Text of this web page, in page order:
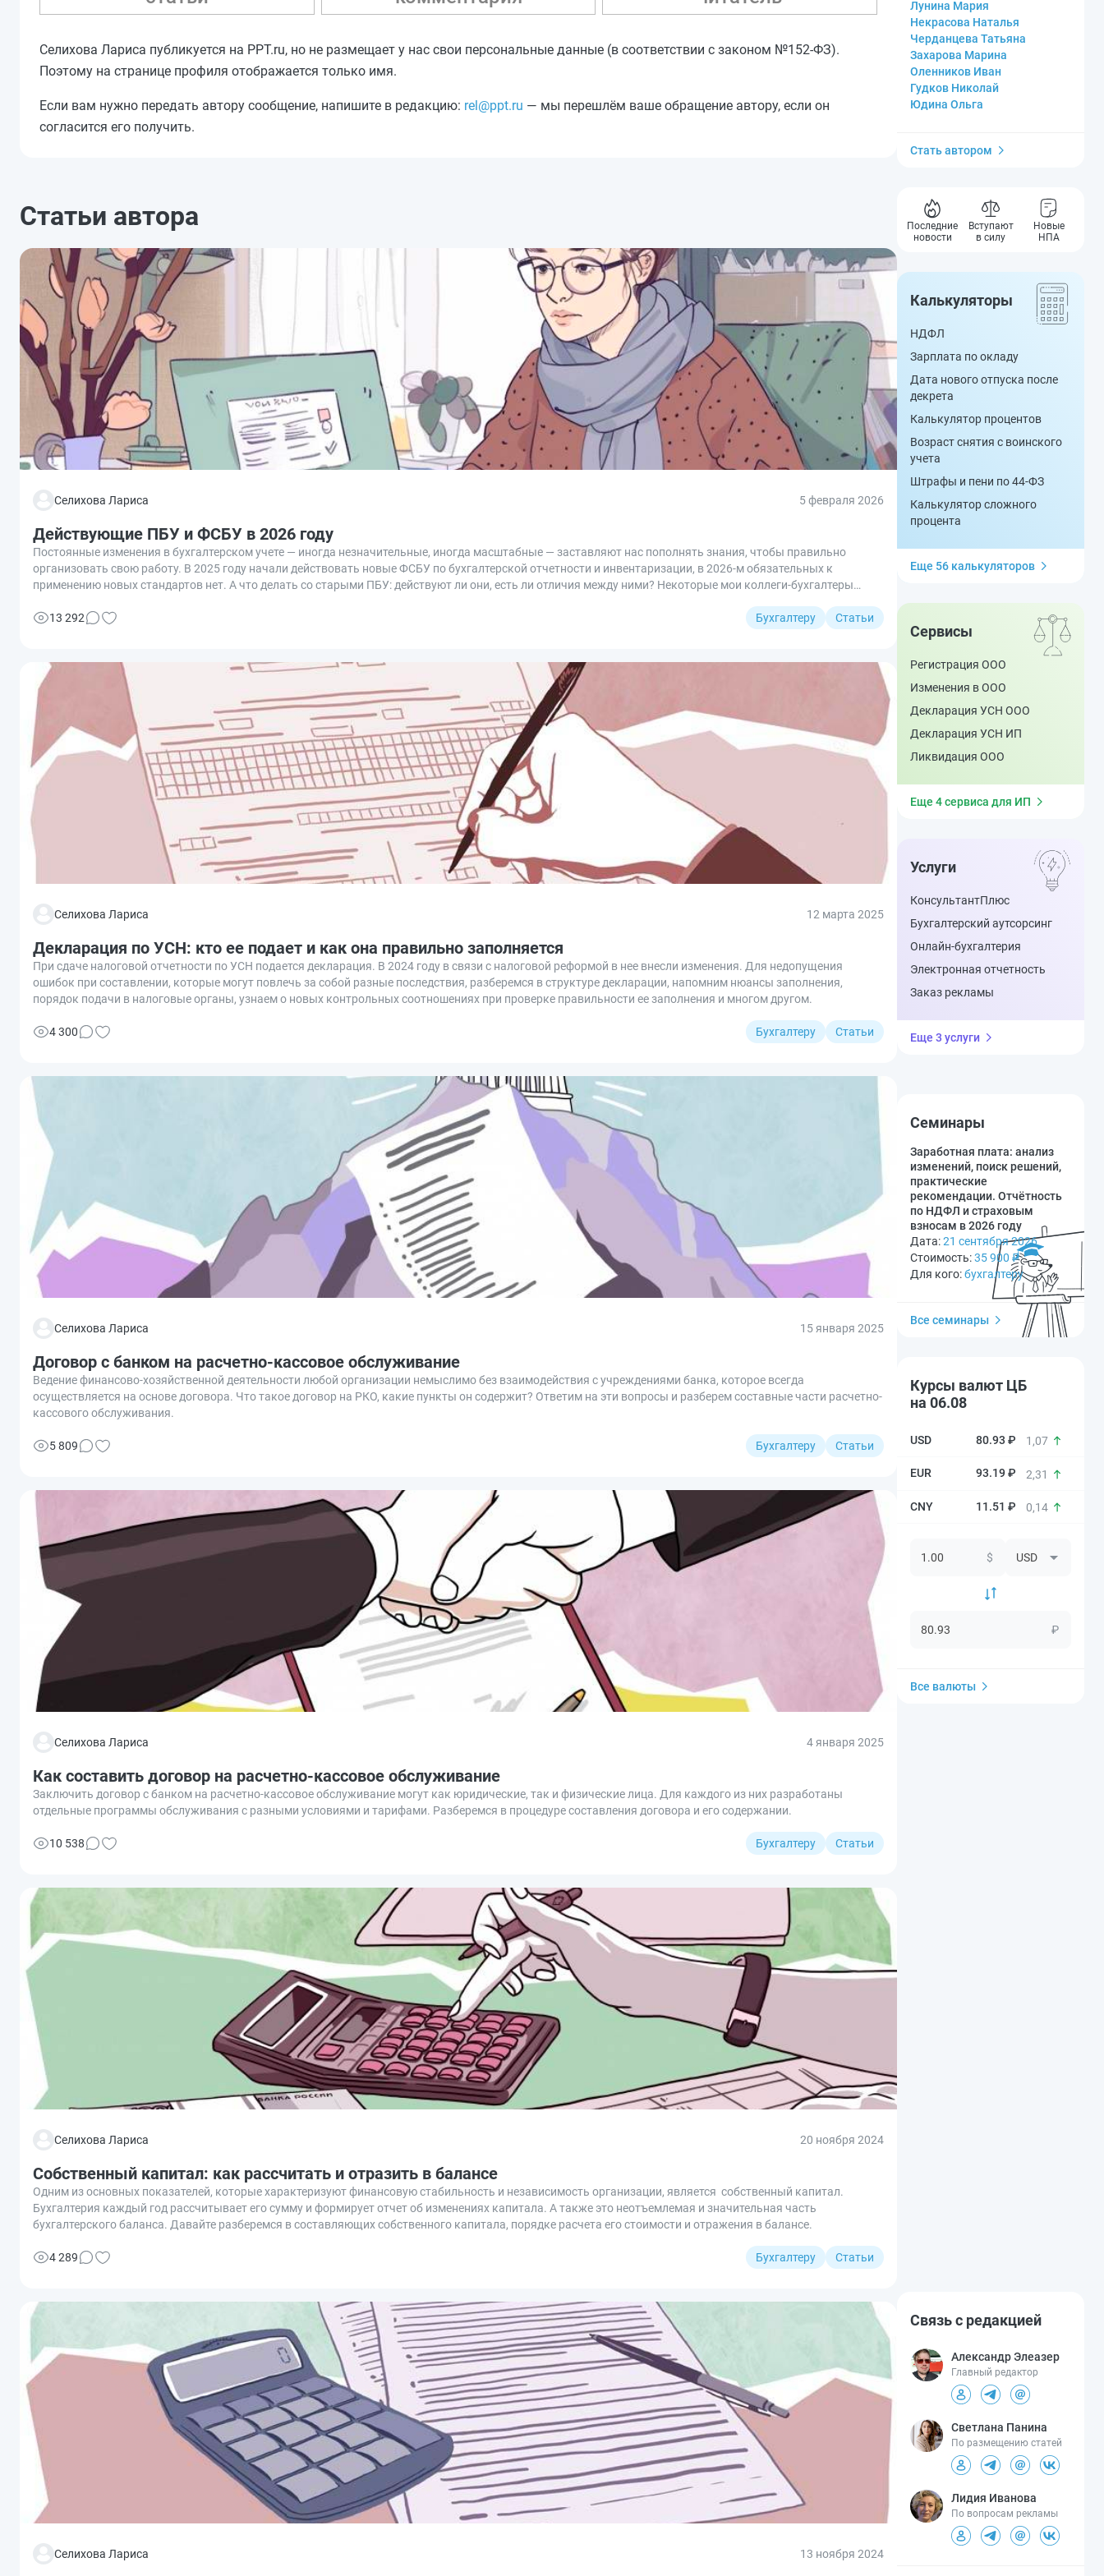
Селихова Лариса публикуется на PPT.ru, но не размещает у нас свои персональные данные (в соответствии с законом №152-ФЗ).
Поэтому на странице профиля отображается только имя.
Если вам нужно передать автору сообщение, напишите в редакцию: rel@ppt.ru — мы перешлём ваше обращение автору, если он
согласится его получить.
Статьи автора
Селихова Лариса 5 февраля 2026
Действующие ПБУ и ФСБУ в 2026 году
Постоянные изменения в бухгалтерском учете — иногда незначительные, иногда масштабные — заставляют нас пополнять знания, чтобы правильно
организовать свою работу. В 2025 году начали действовать новые ФСБУ по бухгалтерской отчетности и инвентаризации, в 2026-м обязательных к
применению новых стандартов нет. А что делать со старыми ПБУ: действуют ли они, есть ли отличия между ними? Некоторые мои коллеги-бухгалтеры
Бухгалтеру
Статьи
13 292
Селихова Лариса 12 марта 2025
Декларация по УСН: кто ее подает и как она правильно заполняется
При сдаче налоговой отчетности по УСН подается декларация. В 2024 году в связи с налоговой реформой в нее внесли изменения. Для недопущения
ошибок при составлении, которые могут повлечь за собой разные последствия, разберемся в структуре декларации, напомним нюансы заполнения,
порядок подачи в налоговые органы, узнаем о новых контрольных соотношениях при проверке правильности ее заполнения и многом другом.
Бухгалтеру Статьи
4 300
Селихова Лариса 15 января 2025
Договор с банком на расчетно-кассовое обслуживание
Ведение финансово-хозяйственной деятельности любой организации немыслимо без взаимодействия с учреждениями банка, которое всегда
осуществляется на основе договора. Что такое договор на РКО, какие пункты он содержит? Ответим на эти вопросы и разберем составные части расчетно-
кассового обслуживания.
Бухгалтеру Статьи
5 809
Селихова Лариса 4 января 2025
Как составить договор на расчетно-кассовое обслуживание
Заключить договор с банком на расчетно-кассовое обслуживание могут как юридические, так и физические лица. Для каждого из них разработаны
отдельные программы обслуживания с разными условиями и тарифами. Разберемся в процедуре составления договора и его содержании.
Бухгалтеру Статьи
10 538
Селихова Лариса 20 ноября 2024
Собственный капитал: как рассчитать и отразить в балансе
Одним из основных показателей, которые характеризуют финансовую стабильность и независимость организации, является собственный капитал.
Бухгалтерия каждый год рассчитывает его сумму и формирует отчет об изменениях капитала. А также это неотъемлемая и значительная часть
бухгалтерского баланса. Давайте разберемся в составляющих собственного капитала, порядке расчета его стоимости и отражения в балансе.
Бухгалтеру Статьи
4 289
Селихова Лариса 13 ноября 2024
Лунина Мария
Некрасова Наталья
Черданцева Татьяна
Захарова Марина
Оленников Иван
Гудков Николай
Юдина Ольга
Стать автором
Последние
новости
Вступают
в силу
Новые
НПА
Калькуляторы
НДФЛ
Зарплата по окладу
Дата нового отпуска после
декрета
Калькулятор процентов
Возраст снятия с воинского
учета
Штрафы и пени по 44-ФЗ
Калькулятор сложного
процента
Еще 56 калькуляторов
Сервисы
Регистрация ООО
Изменения в ООО
Декларация УСН ООО
Декларация УСН ИП
Ликвидация ООО
Еще 4 сервиса для ИП
Услуги
КонсультантПлюс
Бухгалтерский аутсорсинг
Онлайн-бухгалтерия
Электронная отчетность
Заказ рекламы
Еще 3 услуги
Семинары
Заработная плата: анализ
изменений, поиск решений,
практические
рекомендации. Отчётность
по НДФЛ и страховым
взносам в 2026 году
Дата:21 сентября 2026
Стоимость:35 900 ₽
Для кого:бухгалтеру
Все семинары
Курсы валют ЦБ
на 06.08
80.93 ₽ 1,07
93.19 ₽ 2,31
11.51 ₽ 0,14
$
₽
Все валюты
Связь с редакцией
Александр Элеазер
Главный редактор
Светлана Панина
По размещению статей
Лидия Иванова
По вопросам рекламы